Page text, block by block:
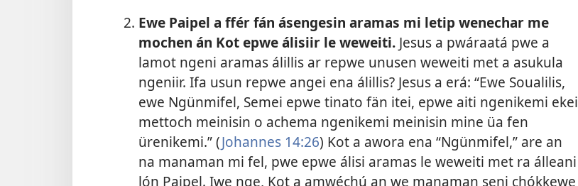
Ewe Paipel a ffér fán ásengesin aramas mi letip wenechar me
mochen án Kot epwe álisiir le weweiti.Jesus a pwáraatá pwe a
lamot ngeni aramas álillis ar repwe unusen weweiti met a asukula
ngeniir. Ifa usun repwe angei ena álillis? Jesus a erá: “Ewe Soualilis,
ewe Ngünmifel, Semei epwe tinato fän itei, epwe aiti ngenikemi ekei
mettoch meinisin o achema ngenikemi meinisin mine üa fen
ürenikemi.” (Johannes 14:26) Kot a awora ena “Ngünmifel,” are an
na manaman mi fel, pwe epwe álisi aramas le weweiti met ra álleani
lón Paipel. Iwe nge, Kot a amwéchú an we manaman seni chókkewe